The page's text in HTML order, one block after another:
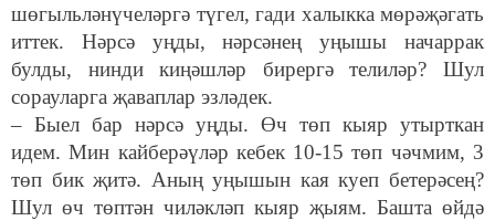
шөгыльләнүчеләргә түгел, гади халыкка мөрәҗәгать
иттек. Нәрсә уңды, нәрсәнең уңышы начаррак
булды, нинди киңәшләр бирергә телиләр? Шул
сорауларга җаваплар эзләдек.
– Быел бар нәрсә уңды. Өч төп кыяр утырткан
идем. Мин кайберәүләр кебек 10-15 төп чәчмим, 3
төп бик җитә. Аның уңышын кая куеп бетерәсең?
Шул өч төптән чиләкләп кыяр җыям. Башта өйдә